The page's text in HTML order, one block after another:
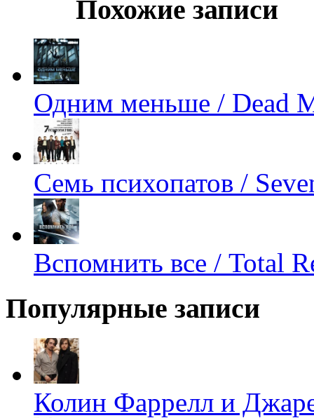
Похожие записи
Одним меньше / Dead
Семь психопатов /
Вспомнить все / Total
Популярные записи
Колин Фаррелл и